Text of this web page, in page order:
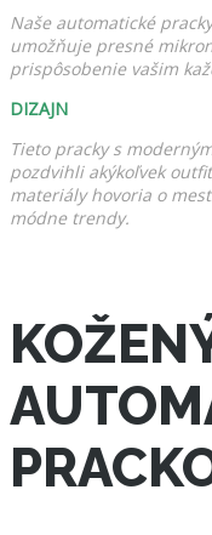
Naše automatické
umožňuje presné
prispôsobenie vašim
DIZAJN
Tieto pracky s
pozdvihli akýkoľvek
materiály hovoria o
módne trendy.